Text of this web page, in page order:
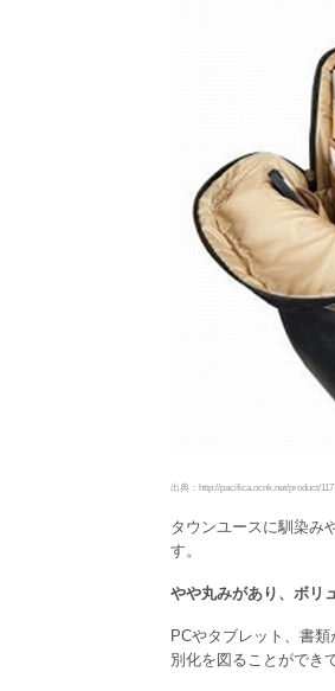
出典：http://pacifica.ocnk.net/product/
タウンユースに馴染み
す。
やや丸みがあり、ボリ
PCやタブレット、書
別化を図ることができ